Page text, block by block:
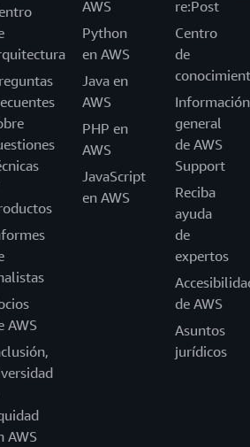
AWS
AWS
AWS
Python
en AWS
Java en
AWS
PHP en
AWS
JavaScript
en AWS
re:Post
Centro
de
Información
general
de AWS
Support
Reciba
ayuda
de
expertos
de AWS
Asuntos
jurídicos